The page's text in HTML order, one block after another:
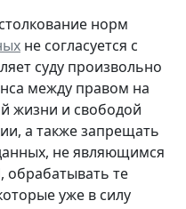
норм
не согласуется с
суду произвольно
между правом на
жизни и свободой
а также запрещать
не являющимся
те
уже в силу